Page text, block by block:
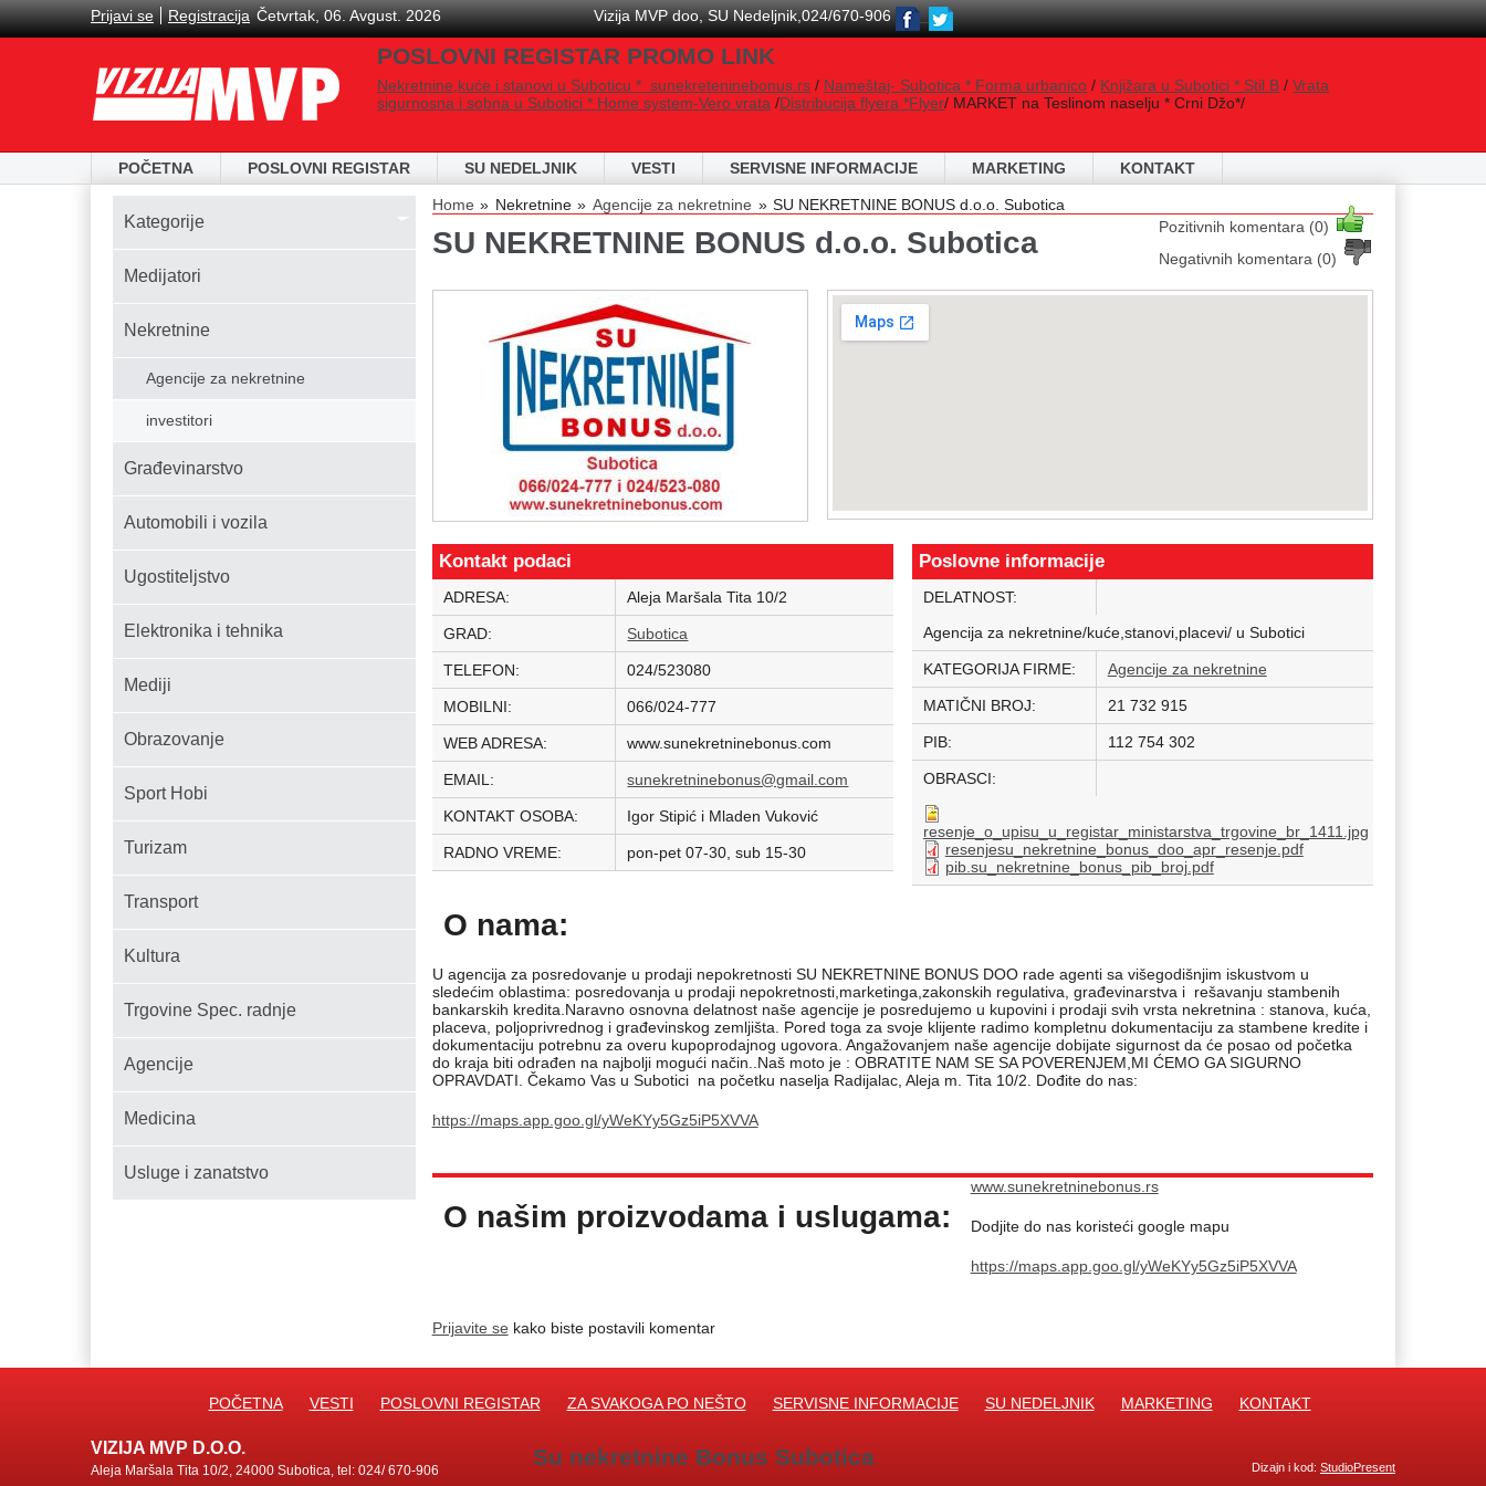
Skip to main content
Prijavi se Registracija Četvrtak, 06. Avgust. 2026 Vizija MVP doo, SU Nedeljnik,024/670-906
POSLOVNI REGISTAR PROMO LINK
Nekretnine,kuće i stanovi u Suboticu * sunekreteninebonus.rs / Nameštaj- Subotica * Forma urbanico / Knjižara u Subotici * Stil B /Vrata
sigurnosna i sobna u Subotici * Home system-Vero vrata /Distribucija flyera *Flyer/ MARKET na Teslinom naselju * Crni Džo*/
POČETNA POSLOVNI REGISTAR SU NEDELJNIK VESTI SERVISNE INFORMACIJE MARKETING KONTAKT
You are here
Home Nekretnine Agencije za nekretnine SU NEKRETNINE BONUS d.o.o. Subotica
SU NEKRETNINE BONUS d.o.o. Subotica
Pozitivnih komentara (0)
Negativnih komentara (0)
Kontakt podaci
ADRESA: Aleja Maršala Tita 10/2
GRAD: Subotica
TELEFON: 024/523080
MOBILNI: 066/024-777
WEB ADRESA: www.sunekretninebonus.com
EMAIL: sunekretninebonus@gmail.com
KONTAKT OSOBA: Igor Stipić i Mladen Vuković
RADNO VREME: pon-pet 07-30, sub 15-30
Poslovne informacije
DELATNOST:
Agencija za nekretnine/kuće,stanovi,placevi/ u Subotici
KATEGORIJA FIRME: Agencije za nekretnine
MATIČNI BROJ: 21 732 915
PIB: 112 754 302
OBRASCI:
resenje_o_upisu_u_registar_ministarstva_trgovine_br_1411.jpg
resenjesu_nekretnine_bonus_doo_apr_resenje.pdf
pib.su_nekretnine_bonus_pib_broj.pdf
O nama:
U agencija za posredovanje u prodaji nepokretnosti SU NEKRETNINE BONUS DOO rade agenti sa višegodišnjim iskustvom u
sledećim oblastima: posredovanja u prodaji nepokretnosti,marketinga,zakonskih regulativa, građevinarstva i rešavanju stambenih
bankarskih kredita.Naravno osnovna delatnost naše agencije je posredujemo u kupovini i prodaji svih vrsta nekretnina : stanova, kuća,
placeva, poljoprivrednog i građevinskog zemljišta. Pored toga za svoje klijente radimo kompletnu dokumentaciju za stambene kredite i
dokumentaciju potrebnu za overu kupoprodajnog ugovora. Angažovanjem naše agencije dobijate sigurnost da će posao od početka
do kraja biti odrađen na najbolji mogući način..Naš moto je : OBRATITE NAM SE SA POVERENJEM,MI ĆEMO GA SIGURNO
OPRAVDATI. Čekamo Vas u Subotici na početku naselja Radijalac, Aleja m. Tita 10/2. Dođite do nas:
https://maps.app.goo.gl/yWeKYy5Gz5iP5XVVA
O našim proizvodama i uslugama:
www.sunekretninebonus.rs
Dodjite do nas koristeći google mapu
https://maps.app.goo.gl/yWeKYy5Gz5iP5XVVA
Prijavite se kako biste postavili komentar
Kаtegorije
Medijatori
Nekretnine
Agencije za nekretnine
investitori
Građevinarstvo
Automobili i vozila
Ugostiteljstvo
Elektronika i tehnika
Mediji
Obrazovanje
Sport Hobi
Turizam
Transport
Kultura
Trgovine Spec. radnje
Agencije
Medicina
Usluge i zanatstvo
POČETNA VESTI POSLOVNI REGISTAR ZA SVAKOGA PO NEŠTO SERVISNE INFORMACIJE SU NEDELJNIK MARKETING KONTAKT
VIZIJA MVP D.O.O.
Aleja Maršala Tita 10/2, 24000 Subotica, tel: 024/ 670-906
Su nekretnine Bonus Subotica Dizajn i kod: StudioPresent